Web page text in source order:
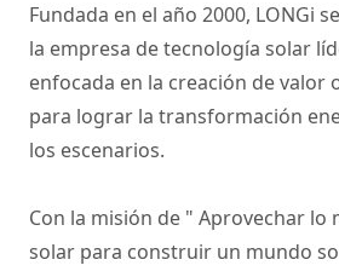
Fundada en el año 2000, LONGi
la empresa de tecnología solar
enfocada en la creación de valor
para lograr la transformación
los escenarios.
Con la misión de " Aprovechar lo
solar para construir un mundo